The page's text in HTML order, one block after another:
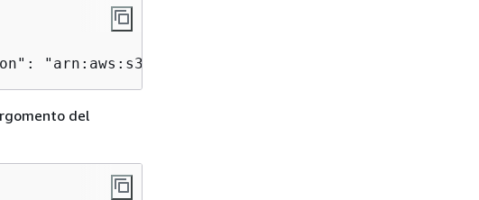
"arn:aws:s3:::dest-bucket"}}'
del